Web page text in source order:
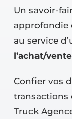
Un savoir-
approfondie
au service
l’achat/
Confier vos
transactions
Truck